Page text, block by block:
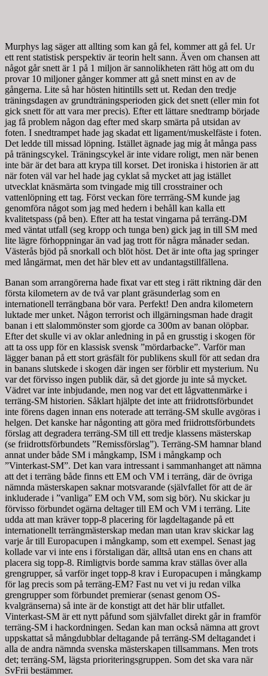
Murphys lag säger att allting som kan gå fel, kommer att gå fel. Ur
ett rent statistisk perspektiv är teorin helt sann. Även om chansen att
något går snett är 1 på 1 miljon är sannolikheten rätt hög att om du
provar 10 miljoner gånger kommer att gå snett minst en av de
gångerna. Lite så har hösten hitintills sett ut. Redan den tredje
träningsdagen av grundträningsperioden gick det snett (eller min fot
gick snett för att vara mer precis). Efter ett lättare snedtramp började
jag få problem någon dag efter med skarp smärta på utsidan av
foten. I snedtrampet hade jag skadat ett ligament/muskelfäste i foten.
Det ledde till missad löpning. Istället ägnade jag mig åt många pass
på träningscykel. Träningscykel är inte vidare roligt, men när benen
inte bär är det bara att krypa till korset. Det ironiska i historien är att
när foten väl var hel hade jag cyklat så mycket att jag istället
utvecklat knäsmärta som tvingade mig till crosstrainer och
vattenlöpning ett tag. Först veckan före terrräng-SM kunde jag
genomföra något som jag med hedern i behåll kan kalla ett
kvalitetspass (på ben). Efter att ha testat vingarna på terräng-DM
med väntat utfall (seg kropp och tunga ben) gick jag in till SM med
lite lägre förhoppningar än vad jag trott för några månader sedan.
Västerås bjöd på snorkall och blöt höst. Det är inte ofta jag springer
med långärmat, men det här blev ett av undantagstillfällena.
Banan som arrangörerna hade fixat var ett steg i rätt riktning där den
första kilometern av de två var plant gräsunderlag som en
internationell terrängbana bör vara. Perfekt! Den andra kilometern
luktade mer unket. Någon terrorist och illgärningsman hade dragit
banan i ett slalommönster som gjorde ca 300m av banan olöpbar.
Efter det skulle vi av oklar anledning in på en grusstig i skogen för
att ta oss upp för en klassisk svensk ”mördarbacke”. Varför man
lägger banan på ett stort gräsfält för publikens skull för att sedan dra
in banans slutskede i skogen där ingen ser förblir ett mysterium. Nu
var det förvisso ingen publik där, så det gjorde ju inte så mycket.
Vädret var inte inbjudande, men nog var det ett lågvattenmärke i
terräng-SM historien. Såklart hjälpte det inte att friidrottsförbundet
inte förens dagen innan ens noterade att terräng-SM skulle avgöras i
helgen. Det kanske har någonting att göra med friidrottsförbundets
förslag att degradera terräng-SM till ett tredje klassens mästerskap
(se friidrottsförbundets ”Remissförslag”). Terräng-SM hamnar bland
annat under både SM i mångkamp, ISM i mångkamp och
”Vinterkast-SM”. Det kan vara intressant i sammanhanget att nämna
att det i terräng både finns ett EM och VM i terräng, där de övriga
nämnda mästerskapen saknar motsvarande (självfallet för att de är
inkluderade i ”vanliga” EM och VM, som sig bör). Nu skickar ju
förvisso förbundet ogärna deltager till EM och VM i terräng. Lite
udda att man kräver topp-8 placering för lagdeltagande på ett
internationellt terrängmästerskap medan man utan krav skickar lag
varje år till Europacupen i mångkamp, som ett exempel. Senast jag
kollade var vi inte ens i förstaligan där, alltså utan ens en chans att
placera sig topp-8. Rimligtvis borde samma krav ställas över alla
grengrupper, så varför inget topp-8 krav i Europacupen i mångkamp
för lag precis som på terräng-EM? Fast nu vet vi ju redan vilka
grengrupper som förbundet premierar (senast genom OS-
kvalgränserna) så inte är de konstigt att det här blir utfallet.
Vinterkast-SM är ett nytt påfund som självfallet direkt går in framför
terräng-SM i hackordningen. Sedan kan man också nämna att grovt
uppskattat så mångdubblar deltagande på terräng-SM deltagandet i
alla de andra nämnda svenska mästerskapen tillsammans. Men trots
det; terräng-SM, lägsta prioriteringsgruppen. Som det ska vara när
SvFrii bestämmer.